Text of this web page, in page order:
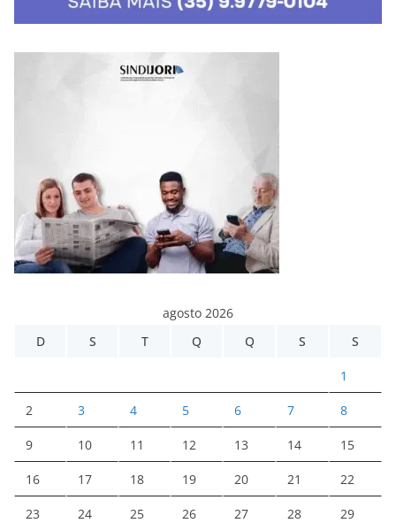
agosto 2026
D
S T Q Q S S
1
2 3 4 5 6 7 8
9 10 11 12 13 14 15
16 17 18 19 20 21 22
23 24 25 26 27 28 29